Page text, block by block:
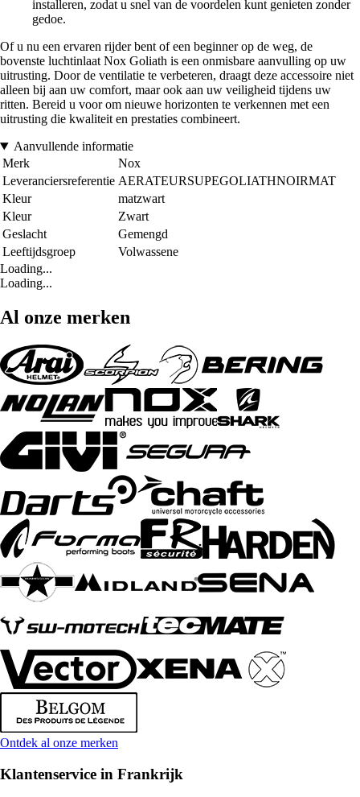
installeren, zodat u snel van de voordelen kunt genieten zonder
gedoe.
Of u nu een ervaren rijder bent of een beginner op de weg, de
bovenste luchtinlaat Nox Goliath is een onmisbare aanvulling op uw
uitrusting. Door de ventilatie te verbeteren, draagt deze accessoire niet
alleen bij aan uw comfort, maar ook aan uw veiligheid tijdens uw
ritten. Bereid u voor om nieuwe horizonten te verkennen met een
uitrusting die kwaliteit en prestaties combineert.
Aanvullende informatie
Merk
Nox
Leveranciersreferentie AERATEURSUPEGOLIATHNOIRMAT
Kleur
matzwart
Kleur
Zwart
Geslacht
Gemengd
Leeftijdsgroep
Volwassene
Loading...
Loading...
Al onze merken
Ontdek al onze merken
Klantenservice in Frankrijk